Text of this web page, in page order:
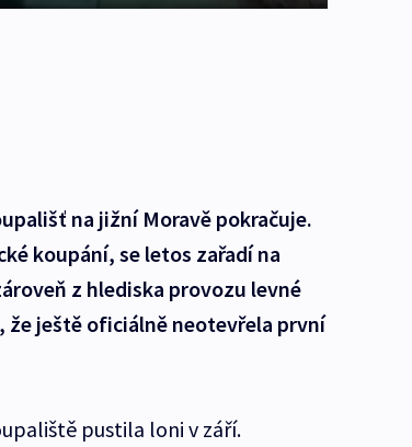
na jižní Moravě pokračuje.
koupání, se letos zařadí na
z hlediska provozu levné
ještě oficiálně neotevřela první
pustila loni v září.